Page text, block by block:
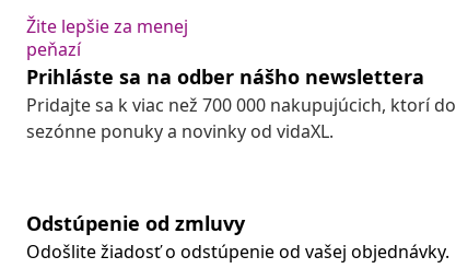
Žite lepšie za menej
peňazí
Prihláste sa na odber nášho newslettera
Pridajte sa k viac než 700 000 nakupujúcich, ktorí
sezónne ponuky a novinky od vidaXL.
Odstúpenie od zmluvy
Odošlite žiadosť o odstúpenie od vašej objednávky.